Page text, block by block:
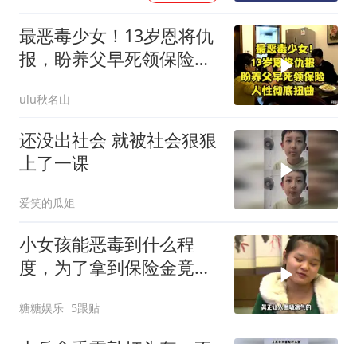
最恶毒少女！13岁恩将仇
报，盼养父早死领保险，
ulu秋名山
还没出社会 就被社会狠狠
上了一课
爱笑的瓜姐
小女孩能恶毒到什么程
度，为了拿到保险金竟诅
糖糖娱乐 5跟贴